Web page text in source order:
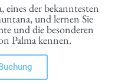
eines der bekanntesten
und lernen Sie
und die besonderen
Palma kennen.